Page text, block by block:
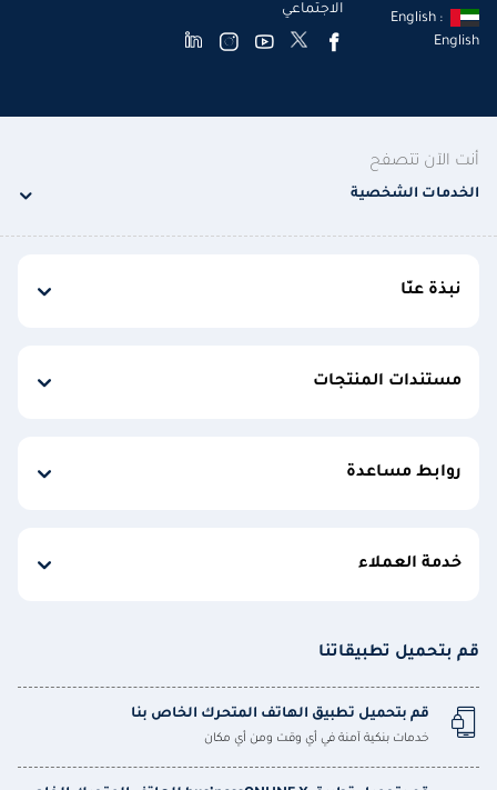
English :
English
الاجتماعي
أنت الآن تتصفح
الخدمات الشخصية
نبذة عنّا
مستندات المنتجات
روابط مساعدة
خدمة العملاء
قم بتحميل تطبيقاتنا
قم بتحميل تطبيق الهاتف المتحرك الخاص بنا
خدمات بنكية آمنة في أي وقت ومن أي مكان